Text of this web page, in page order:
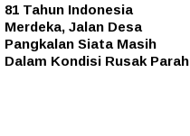
81 Tahun Indonesia
Merdeka, Jalan Desa
Pangkalan Siata Masih
Dalam Kondisi Rusak Parah